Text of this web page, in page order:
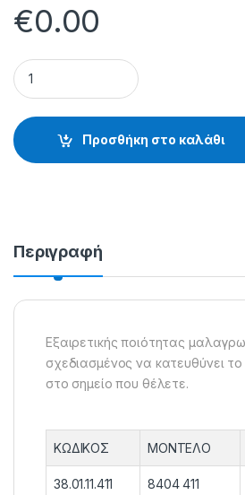
€0.00
ΜΑΛΑΓΡΩΤΗΣ BAIT ROCKET -
Προσθήκη στο καλάθι
Περιγραφή
Εξαιρετικής ποιότητας
σχεδιασμένος να κατευθύνει
στο σημείο που θέλετε.
ΚΩΔΙΚΟΣ ΜΟΝΤΕΛΟ
38.01.11.411 8404 411